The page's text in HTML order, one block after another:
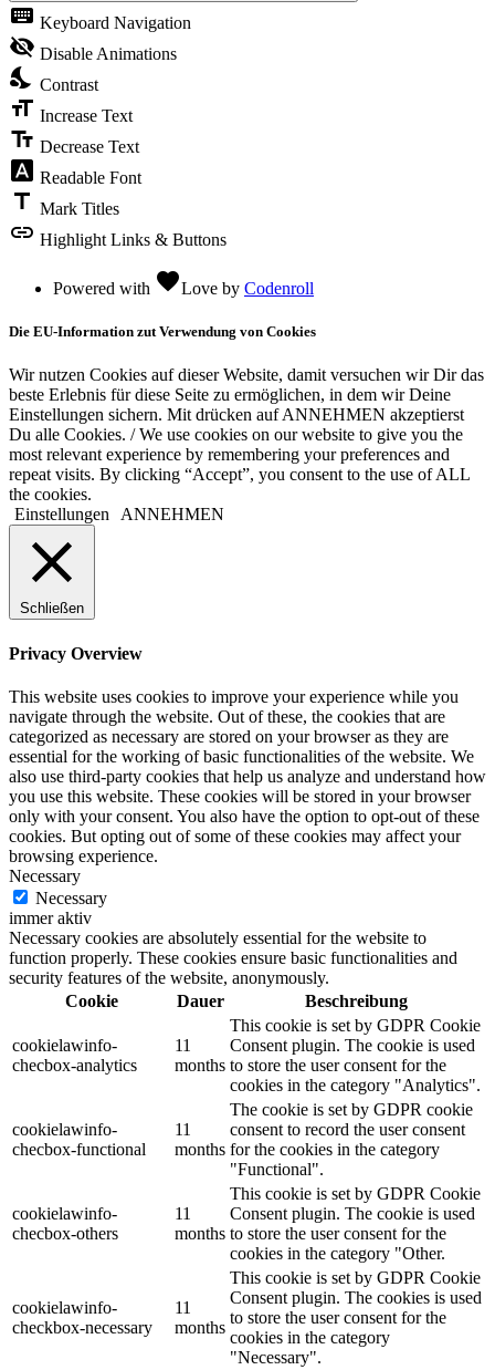
keyboard Keyboard Navigation
visibility_off Disable Animations
nights_stay Contrast
format_size Increase Text
text_fields Decrease Text
font_download Readable Font
title Mark Titles
link Highlight Links & Buttons
Powered with favoriteLove by Codenroll
Die EU-Information zut Verwendung von Cookies
Wir nutzen Cookies auf dieser Website, damit versuchen wir Dir das
beste Erlebnis für diese Seite zu ermöglichen, in dem wir Deine
Einstellungen sichern. Mit drücken auf ANNEHMEN akzeptierst
Du alle Cookies. / We use cookies on our website to give you the
most relevant experience by remembering your preferences and
repeat visits. By clicking “Accept”, you consent to the use of ALL
the cookies.
Einstellungen
ANNEHMEN
Schließen
Privacy Overview
This website uses cookies to improve your experience while you
navigate through the website. Out of these, the cookies that are
categorized as necessary are stored on your browser as they are
essential for the working of basic functionalities of the website. We
also use third-party cookies that help us analyze and understand how
you use this website. These cookies will be stored in your browser
only with your consent. You also have the option to opt-out of these
cookies. But opting out of some of these cookies may affect your
browsing experience.
Necessary
Necessary
immer aktiv
Necessary cookies are absolutely essential for the website to
function properly. These cookies ensure basic functionalities and
security features of the website, anonymously.
Cookie
Dauer Beschreibung
cookielawinfo-
checbox-analytics
11
months
This cookie is set by GDPR Cookie
Consent plugin. The cookie is used
to store the user consent for the
cookies in the category "Analytics".
cookielawinfo-
checbox-functional
11
months
The cookie is set by GDPR cookie
consent to record the user consent
for the cookies in the category
"Functional".
cookielawinfo-
checbox-others
11
months
This cookie is set by GDPR Cookie
Consent plugin. The cookie is used
to store the user consent for the
cookies in the category "Other.
cookielawinfo-
checkbox-necessary
11
months
This cookie is set by GDPR Cookie
Consent plugin. The cookies is used
to store the user consent for the
cookies in the category
"Necessary".